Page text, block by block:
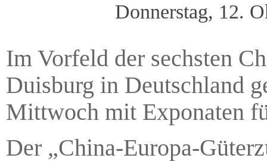
Donnerstag, 12.
Im Vorfeld der sechsten
Duisburg in Deutschland
Mittwoch mit Exponaten
Der „China-Europa-